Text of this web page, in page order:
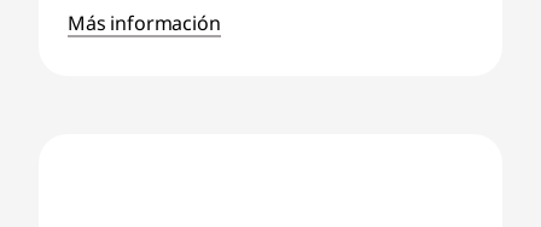
Más información